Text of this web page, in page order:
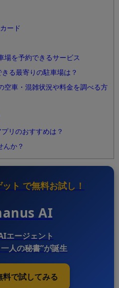
ード
場を予約できるサービス
る最寄りの駐車場は？
空車・混雑状況や料金を調べる方
リのおすすめは？
んか？
ト で無料お試し！
AI
エージェント
人の秘書”が誕生
で試してみる